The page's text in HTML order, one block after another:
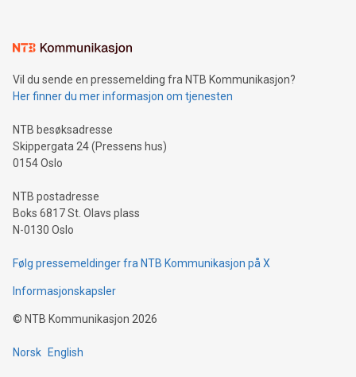
Vil du sende en pressemelding fra NTB Kommunikasjon?
Her finner du mer informasjon om tjenesten
NTB besøksadresse
Skippergata 24 (Pressens hus)
0154 Oslo
NTB postadresse
Boks 6817 St. Olavs plass
N-0130 Oslo
Følg pressemeldinger fra NTB Kommunikasjon på X
Informasjonskapsler
© NTB Kommunikasjon 2026
Norsk English